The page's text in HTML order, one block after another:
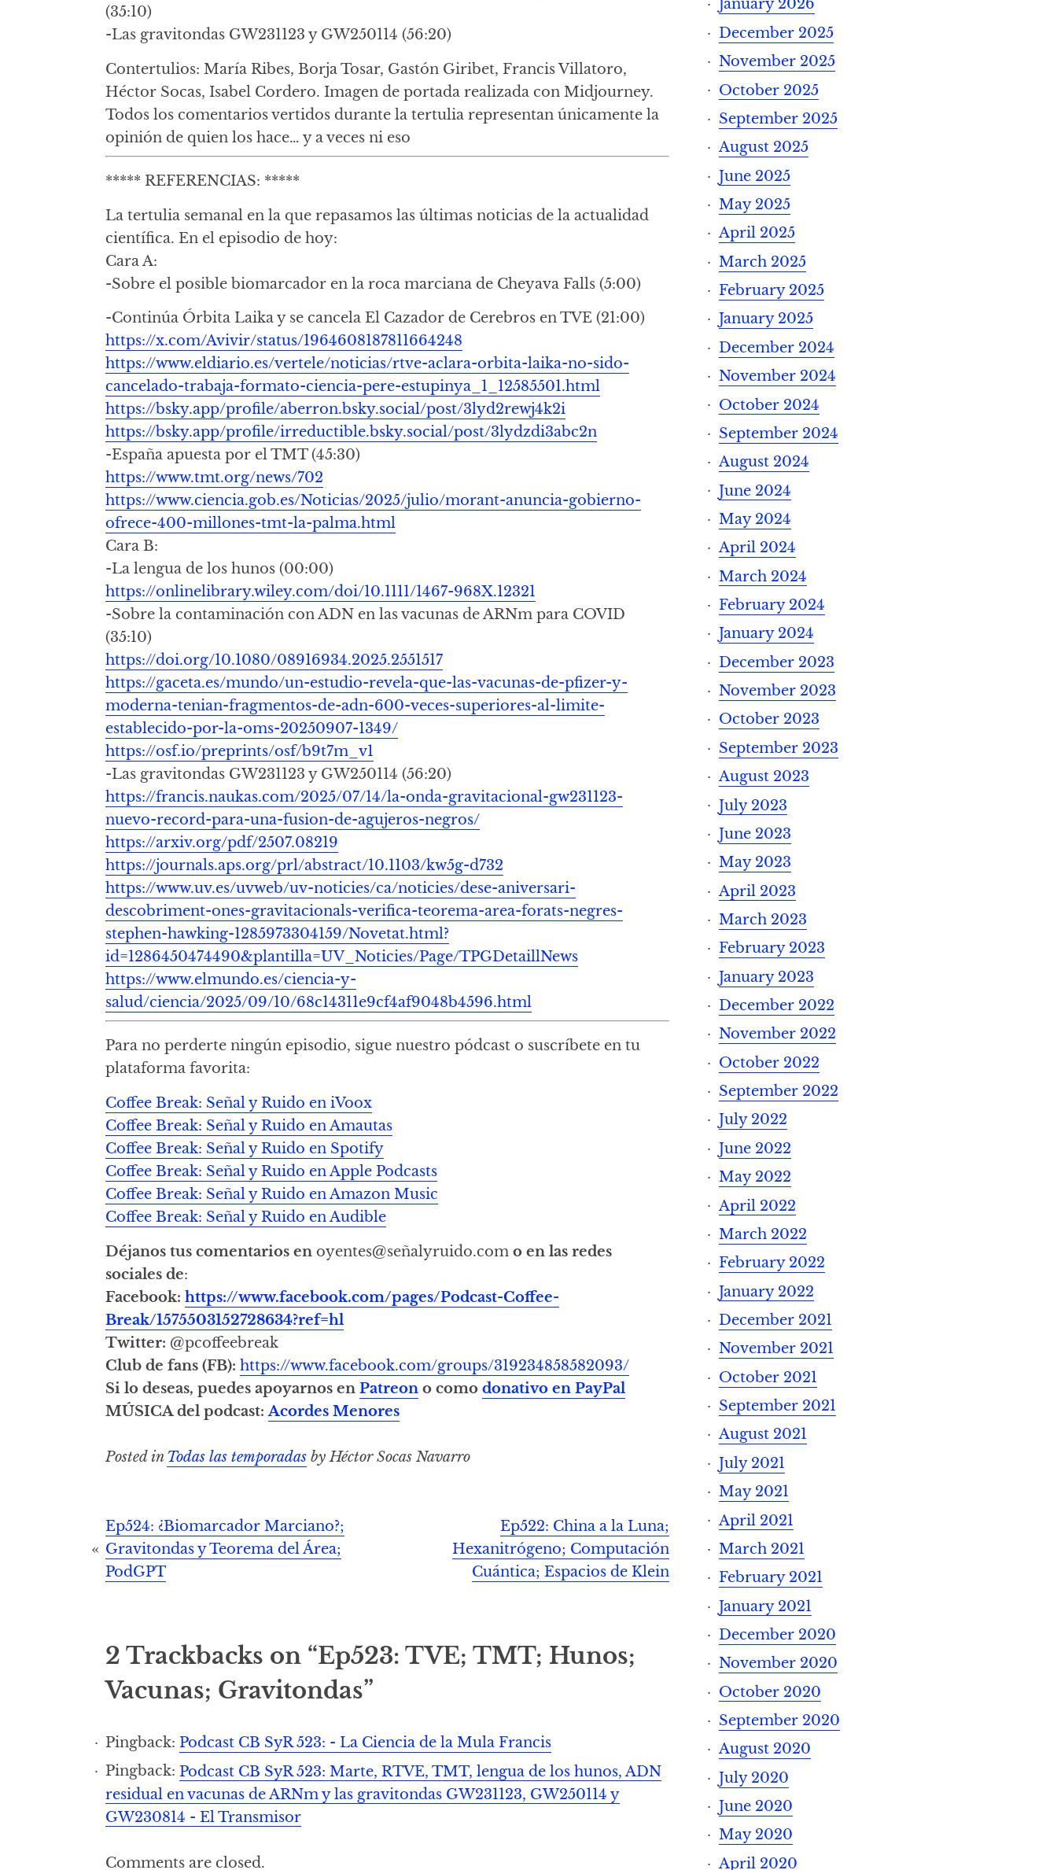
(35:10)
-Las gravitondas GW231123 y GW250114 (56:20)
Contertulios: María Ribes, Borja Tosar, Gastón Giribet, Francis Villatoro,
Héctor Socas, Isabel Cordero. Imagen de portada realizada con Midjourney.
Todos los comentarios vertidos durante la tertulia representan únicamente la
opinión de quien los hace… y a veces ni eso
***** REFERENCIAS: *****
La tertulia semanal en la que repasamos las últimas noticias de la actualidad
científica. En el episodio de hoy:
Cara A:
-Sobre el posible biomarcador en la roca marciana de Cheyava Falls (5:00)
-Continúa Órbita Laika y se cancela El Cazador de Cerebros en TVE (21:00)
https://x.com/Avivir/status/1964608187811664248
https://www.eldiario.es/vertele/noticias/rtve-aclara-orbita-laika-no-sido-
cancelado-trabaja-formato-ciencia-pere-estupinya_1_12585501.html
https://bsky.app/profile/aberron.bsky.social/post/3lyd2rewj4k2i
https://bsky.app/profile/irreductible.bsky.social/post/3lydzdi3abc2n
-España apuesta por el TMT (45:30)
https://www.tmt.org/news/702
https://www.ciencia.gob.es/Noticias/2025/julio/morant-anuncia-gobierno-
ofrece-400-millones-tmt-la-palma.html
Cara B:
-La lengua de los hunos (00:00)
https://onlinelibrary.wiley.com/doi/10.1111/1467-968X.12321
-Sobre la contaminación con ADN en las vacunas de ARNm para COVID
(35:10)
https://doi.org/10.1080/08916934.2025.2551517
https://gaceta.es/mundo/un-estudio-revela-que-las-vacunas-de-pfizer-y-
moderna-tenian-fragmentos-de-adn-600-veces-superiores-al-limite-
establecido-por-la-oms-20250907-1349/
https://osf.io/preprints/osf/b9t7m_v1
-Las gravitondas GW231123 y GW250114 (56:20)
https://francis.naukas.com/2025/07/14/la-onda-gravitacional-gw231123-
nuevo-record-para-una-fusion-de-agujeros-negros/
https://arxiv.org/pdf/2507.08219
https://journals.aps.org/prl/abstract/10.1103/kw5g-d732
https://www.uv.es/uvweb/uv-noticies/ca/noticies/dese-aniversari-
descobriment-ones-gravitacionals-verifica-teorema-area-forats-negres-
stephen-hawking-1285973304159/Novetat.html?
id=1286450474490&plantilla=UV_Noticies/Page/TPGDetaillNews
https://www.elmundo.es/ciencia-y-
salud/ciencia/2025/09/10/68c14311e9cf4af9048b4596.html
Para no perderte ningún episodio, sigue nuestro pódcast o suscríbete en tu
plataforma favorita:
Coffee Break: Señal y Ruido en iVoox
Coffee Break: Señal y Ruido en Amautas
Coffee Break: Señal y Ruido en Spotify
Coffee Break: Señal y Ruido en Apple Podcasts
Coffee Break: Señal y Ruido en Amazon Music
Coffee Break: Señal y Ruido en Audible
Déjanos tus comentarios en oyentes@señalyruido.como en las redes
sociales de:
Facebook:https://www.facebook.com/pages/Podcast-Coffee-
Break/1575503152728634?ref=hl
Twitter: @pcoffeebreak
Club de fans (FB):https://www.facebook.com/groups/319234858582093/
Si lo deseas, puedes apoyarnos enPatreon o comodonativo en PayPal
MÚSICA del podcast:Acordes Menores
Posted inTodas las temporadas by Héctor Socas Navarro
Post
navigation
Ep522: China a la Luna;
Hexanitrógeno; Computación
Cuántica; Espacios de Klein
Ep524: ¿Biomarcador Marciano?;
Gravitondas y Teorema del Área;
PodGPT
2 Trackbacks on “Ep523: TVE; TMT; Hunos;
Vacunas; Gravitondas”
Pingback:Podcast CB SyR 523: - La Ciencia de la Mula Francis
Pingback: Podcast CB SyR 523: Marte, RTVE, TMT, lengua de los hunos, ADN
residual en vacunas de ARNm y las gravitondas GW231123, GW250114 y
GW230814 - El Transmisor
Comments are closed.
January 2026
December 2025
November 2025
October 2025
September 2025
August 2025
June 2025
May 2025
April 2025
March 2025
February 2025
January 2025
December 2024
November 2024
October 2024
September 2024
August 2024
June 2024
May 2024
April 2024
March 2024
February 2024
January 2024
December 2023
November 2023
October 2023
September 2023
August 2023
July 2023
June 2023
May 2023
April 2023
March 2023
February 2023
January 2023
December 2022
November 2022
October 2022
September 2022
July 2022
June 2022
May 2022
April 2022
March 2022
February 2022
January 2022
December 2021
November 2021
October 2021
September 2021
August 2021
July 2021
May 2021
April 2021
March 2021
February 2021
January 2021
December 2020
November 2020
October 2020
September 2020
August 2020
July 2020
June 2020
May 2020
April 2020